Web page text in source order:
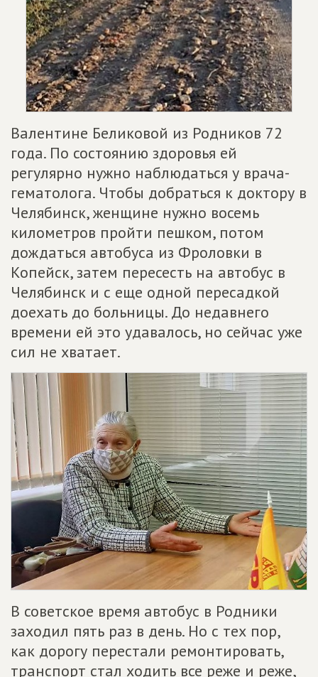
Валентине Беликовой из Родников 72
года. По состоянию здоровья ей
регулярно нужно наблюдаться у врача-
гематолога. Чтобы добраться к доктору в
Челябинск, женщине нужно восемь
километров пройти пешком, потом
дождаться автобуса из Фроловки в
Копейск, затем пересесть на автобус в
Челябинск и с еще одной пересадкой
доехать до больницы. До недавнего
времени ей это удавалось, но сейчас уже
сил не хватает.
В советское время автобус в Родники
заходил пять раз в день. Но с тех пор,
как дорогу перестали ремонтировать,
транспорт стал ходить все реже и реже,